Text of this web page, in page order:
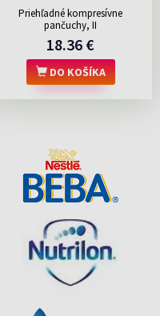
Priehľadné kompresívne
pančuchy, II
18.36 €
DO KOŠÍKA